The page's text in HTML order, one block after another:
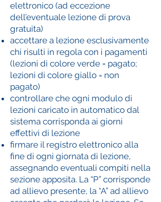
elettronico (ad eccezione
dell’eventuale lezione di prova
gratuita)
accettare a lezione esclusivamente
chi risulti in regola con i pagamenti
(lezioni di colore verde = pagato;
lezioni di colore giallo = non
pagato)
controllare che ogni modulo di
lezioni caricato in automatico dal
sistema corrisponda ai giorni
effettivi di lezione
firmare il registro elettronico alla
fine di ogni giornata di lezione,
assegnando eventuali compiti nella
sezione apposita. La “P” corrisponde
ad allievo presente, la “A” ad allievo